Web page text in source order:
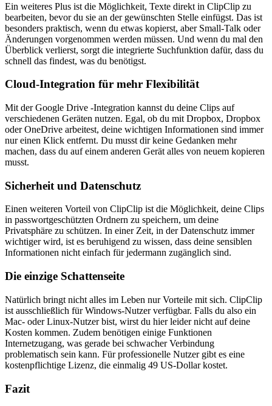
Ein weiteres Plus ist die Möglichkeit, Texte direkt in ClipClip zu
bearbeiten, bevor du sie an der gewünschten Stelle einfügst. Das ist
besonders praktisch, wenn du etwas kopierst, aber Small-Talk oder
Änderungen vorgenommen werden müssen. Und wenn du mal den
Überblick verlierst, sorgt die integrierte Suchfunktion dafür, dass du
schnell das findest, was du benötigst.
Cloud-Integration für mehr Flexibilität
Mit der Google Drive -Integration kannst du deine Clips auf
verschiedenen Geräten nutzen. Egal, ob du mit Dropbox, Dropbox
oder OneDrive arbeitest, deine wichtigen Informationen sind immer
nur einen Klick entfernt. Du musst dir keine Gedanken mehr
machen, dass du auf einem anderen Gerät alles von neuem kopieren
musst.
Sicherheit und Datenschutz
Einen weiteren Vorteil von ClipClip ist die Möglichkeit, deine Clips
in passwortgeschützten Ordnern zu speichern, um deine
Privatsphäre zu schützen. In einer Zeit, in der Datenschutz immer
wichtiger wird, ist es beruhigend zu wissen, dass deine sensiblen
Informationen nicht einfach für jedermann zugänglich sind.
Die einzige Schattenseite
Natürlich bringt nicht alles im Leben nur Vorteile mit sich. ClipClip
ist ausschließlich für Windows-Nutzer verfügbar. Falls du also ein
Mac- oder Linux-Nutzer bist, wirst du hier leider nicht auf deine
Kosten kommen. Zudem benötigen einige Funktionen
Internetzugang, was gerade bei schwacher Verbindung
problematisch sein kann. Für professionelle Nutzer gibt es eine
kostenpflichtige Lizenz, die einmalig 49 US-Dollar kostet.
Fazit